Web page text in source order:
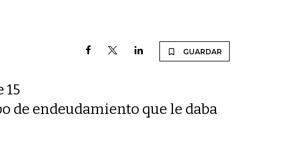
GUARDAR
15
de endeudamiento que le daba